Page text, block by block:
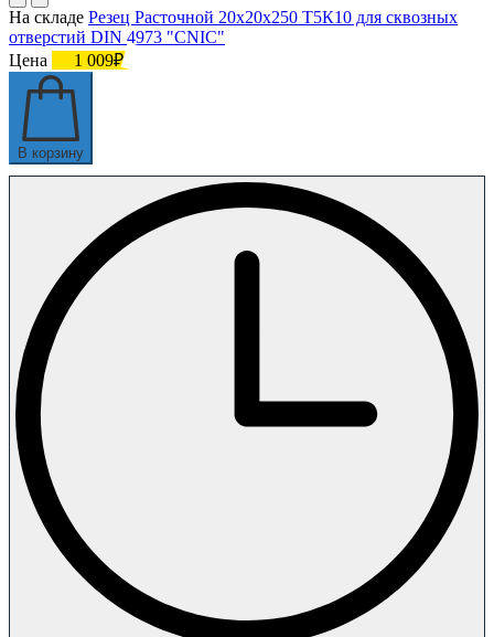
На складе Резец Расточной 20х20х250 Т5К10 для сквозных
отверстий DIN 4973 "CNIC"
Цена
1 009₽
В корзину